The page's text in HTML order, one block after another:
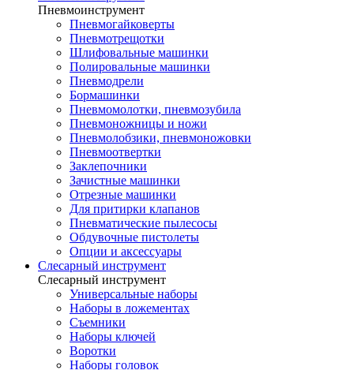
Пневмоинструмент
Пневмогайковерты
Пневмотрещотки
Шлифовальные машинки
Полировальные машинки
Пневмодрели
Бормашинки
Пневмомолотки, пневмозубила
Пневмоножницы и ножи
Пневмолобзики, пневмоножовки
Пневмоотвертки
Заклепочники
Зачистные машинки
Отрезные машинки
Для притирки клапанов
Пневматические пылесосы
Обдувочные пистолеты
Опции и аксессуары
Слесарный инструмент
Слесарный инструмент
Универсальные наборы
Наборы в ложементах
Съемники
Наборы ключей
Воротки
Наборы головок